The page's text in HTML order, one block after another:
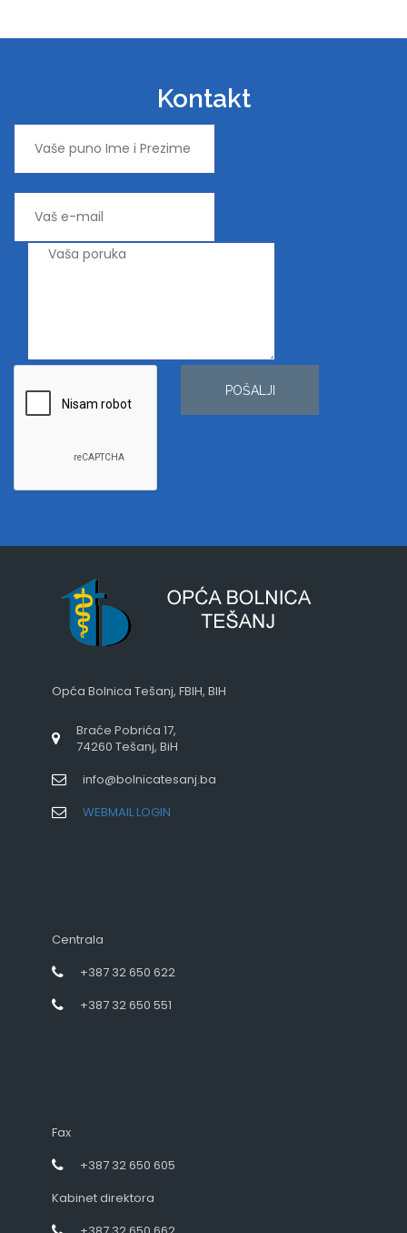
Kontakt
POŠALJI
Opća Bolnica Tešanj, FBIH, BIH
Braće Pobrića 17,
74260 Tešanj, BiH
info@bolnicatesanj.ba
WEBMAIL LOGIN
Centrala
+387 32 650 622
+387 32 650 551
Fax
+387 32 650 605
Kabinet direktora